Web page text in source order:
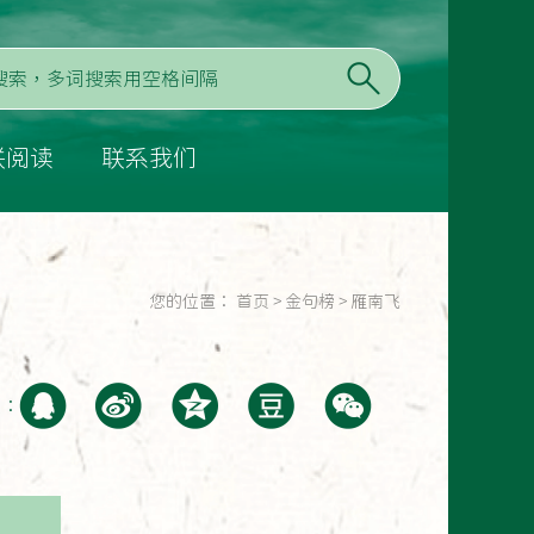
阅读 联系我们
您的位置： 首页 > 金句榜 > 雁南飞